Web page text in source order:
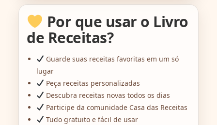
Por que usar o Livro
de Receitas?
Guarde suas receitas favoritas em um só
lugar
Peça receitas personalizadas
Descubra receitas novas todos os dias
Participe da comunidade Casa das Receitas
Tudo gratuito e fácil de usar